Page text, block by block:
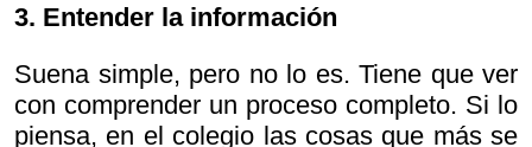
3. Entender la información
Suena simple, pero no lo es. Tiene que ver
con comprender un proceso completo. Si lo
piensa, en el colegio las cosas que más se